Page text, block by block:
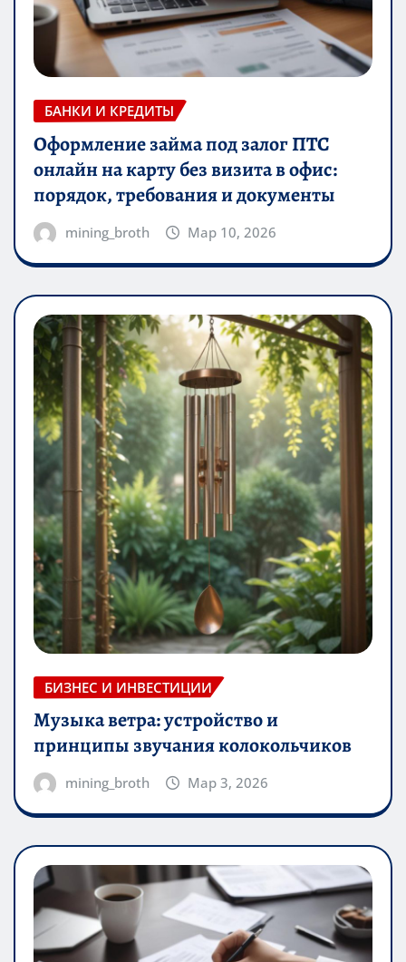
БАНКИ И КРЕДИТЫ
Оформление займа под залог ПТС
онлайн на карту без визита в офис:
порядок, требования и документы
mining_broth Мар 10, 2026
БИЗНЕС И ИНВЕСТИЦИИ
Музыка ветра: устройство и
принципы звучания колокольчиков
mining_broth Мар 3, 2026